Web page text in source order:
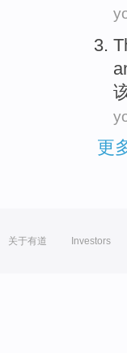
更
关于有道 Investors